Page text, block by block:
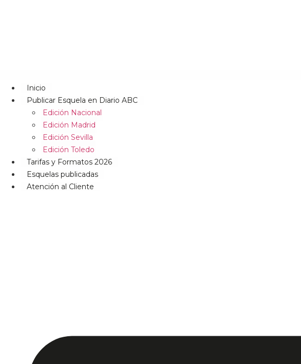
Inicio
Publicar Esquela en Diario ABC
Edición Nacional
Edición Madrid
Edición Sevilla
Edición Toledo
Tarifas y Formatos 2026
Esquelas publicadas
Atención al Cliente